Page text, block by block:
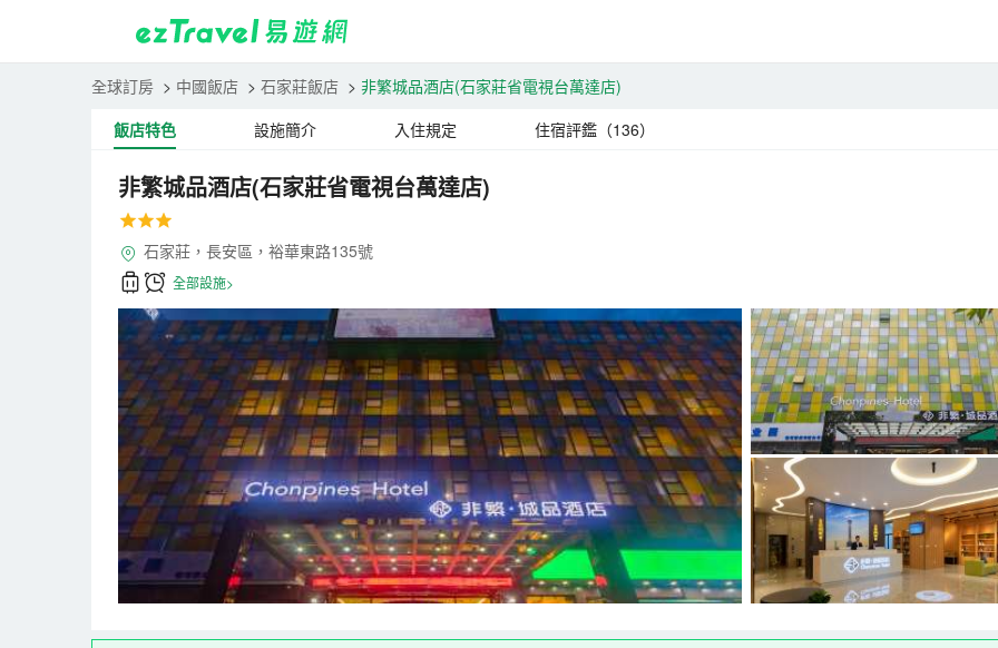
全球訂房 > 中國飯店 > 石家莊飯店 > 非繁城品酒店(石家莊省電視台萬達店)
飯店特色
設施簡介 入住規定 住宿評鑑（136）
非繁城品酒店(石家莊省電視台萬達店)
石家莊，長安區，裕華東路135號
全部設施>